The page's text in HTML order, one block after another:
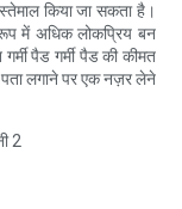
किया जा सकता है।
रूप में अधिक लोकप्रिय बन
पैड गर्मी पैड की कीमत
लगाने पर एक नज़र लेने